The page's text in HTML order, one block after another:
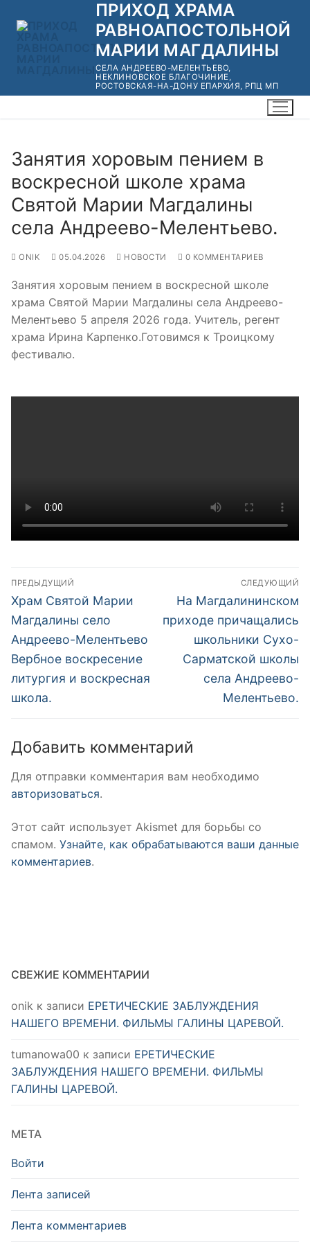
ПРИХОД ХРАМА
РАВНОАПОСТОЛЬНОЙ
МАРИИ МАГДАЛИНЫ
СЕЛА АНДРЕЕВО-МЕЛЕНТЬЕВО,
НЕКЛИНОВСКОЕ БЛАГОЧИНИЕ,
РОСТОВСКАЯ-НА-ДОНУ ЕПАРХИЯ, РПЦ МП
Занятия хоровым пением в
воскресной школе храма
Святой Марии Магдалины
села Андреево-Мелентьево.
ONIK 05.04.2026 НОВОСТИ 0 КОММЕНТАРИЕВ
Занятия хоровым пением в воскресной школе
храма Святой Марии Магдалины села Андреево-
Мелентьево 5 апреля 2026 года. Учитель, регент
храма Ирина Карпенко.Готовимся к Троицкому
фестивалю.
Навигация
по
записям
ПРЕДЫДУЩИЙ
Предыдущая
запись:
Храм Святой Марии
Магдалины село
Андреево-Мелентьево
Вербное воскресение
литургия и воскресная
школа.
СЛЕДУЮЩИЙ
Следующая
запись:
На Магдалининском
приходе причащались
школьники Сухо-
Сарматской школы
села Андреево-
Мелентьево.
Добавить комментарий
Для отправки комментария вам необходимо
авторизоваться.
Этот сайт использует Akismet для борьбы со
спамом. Узнайте, как обрабатываются ваши данные
комментариев.
СВЕЖИЕ КОММЕНТАРИИ
onik к записи ЕРЕТИЧЕСКИЕ ЗАБЛУЖДЕНИЯ
НАШЕГО ВРЕМЕНИ. ФИЛЬМЫ ГАЛИНЫ ЦАРЕВОЙ.
tumanowa00 к записи ЕРЕТИЧЕСКИЕ
ЗАБЛУЖДЕНИЯ НАШЕГО ВРЕМЕНИ. ФИЛЬМЫ
ГАЛИНЫ ЦАРЕВОЙ.
МЕТА
Войти
Лента записей
Лента комментариев